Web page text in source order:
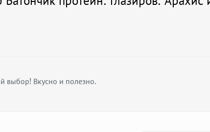
выбор! Вкусно и полезно.